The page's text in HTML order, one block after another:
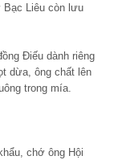
Liêu còn lưu
Điếu dành riêng
dừa, ông chất lên
trong mía.
chớ ông Hội